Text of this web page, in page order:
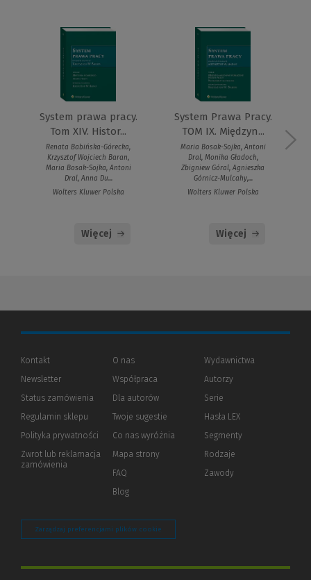
System prawa pracy.
Tom XIV. Histor...
Renata Babińska-Górecka,
Krzysztof Wojciech Baran,
Maria Bosak-Sojka, Antoni
Dral, Anna Du...
Wolters Kluwer Polska
Więcej
System Prawa Pracy.
TOM IX. Międzyn...
Maria Bosak-Sojka, Antoni
Dral, Monika Gładoch,
Zbigniew Góral, Agnieszka
Górnicz-Mulcahy,...
Wolters Kluwer Polska
Więcej
Kontakt
Newsletter
Status zamówienia
Regulamin sklepu
Polityka prywatności (Nowe
(Link
innej
Zwrot lub reklamacja
zamówienia
O nas
Współpraca
Dla autorów(Nowe
(Link
innej
strony)
Twoje sugestie
Co nas wyróżnia
Mapa strony
FAQ
Blog
Wydawnictwa
Autorzy
Serie
Hasła LEX
Segmenty
Rodzaje
Zawody
Zarządzaj preferencjami plików cookie